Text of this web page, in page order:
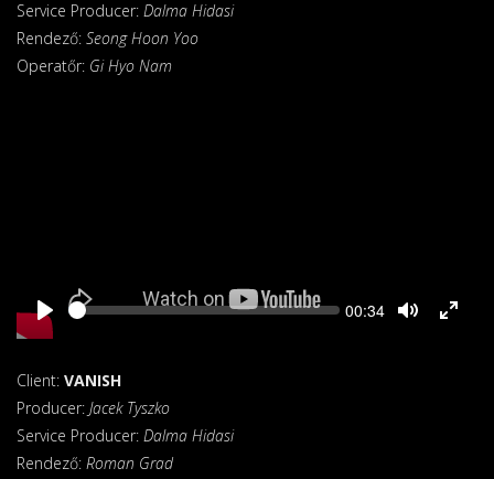
Service Producer: Dalma Hidasi
Rendező: Seong Hoon Yoo
Operatőr: Gi Hyo Nam
Seek Current
00:34
Client: VANISH
Producer: Jacek Tyszko
Service Producer: Dalma Hidasi
Rendező: Roman Grad